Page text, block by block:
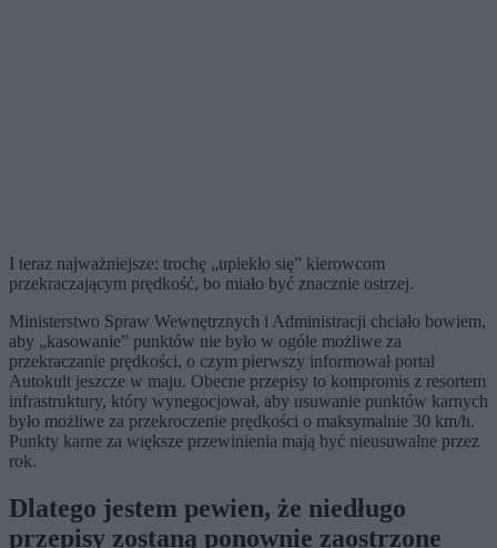
I teraz najważniejsze: trochę „upiekło się” kierowcom
przekraczającym prędkość, bo miało być znacznie ostrzej.
Ministerstwo Spraw Wewnętrznych i Administracji chciało bowiem,
aby „kasowanie” punktów nie było w ogóle możliwe za
przekraczanie prędkości, o czym pierwszy informował portal
Autokult jeszcze w maju. Obecne przepisy to kompromis z resortem
infrastruktury, który wynegocjował, aby usuwanie punktów karnych
było możliwe za przekroczenie prędkości o maksymalnie 30 km/h.
Punkty karne za większe przewinienia mają być nieusuwalne przez
rok.
Dlatego jestem pewien, że niedługo
przepisy zostaną ponownie zaostrzone